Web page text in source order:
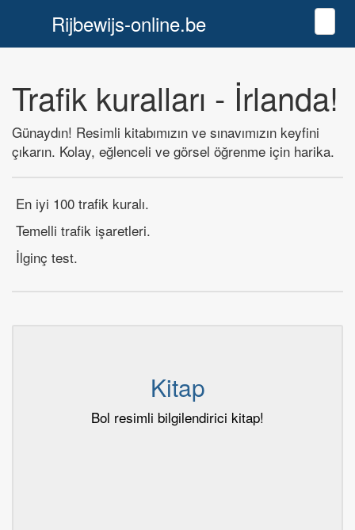
Rijbewijs-online.be
Trafik kuralları - İrlanda!
Günaydın! Resimli kitabımızın ve sınavımızın keyfini
çıkarın. Kolay, eğlenceli ve görsel öğrenme için harika.
En iyi 100 trafik kuralı.
Temelli trafik işaretleri.
İlginç test.
Kitap
Bol resimli bilgilendirici kitap!